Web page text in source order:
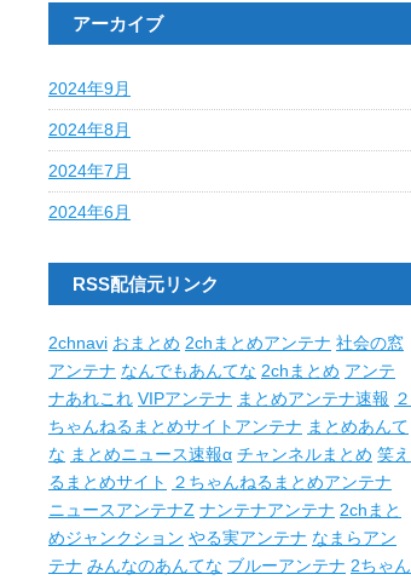
アーカイブ
2024年9月
2024年8月
2024年7月
2024年6月
RSS配信元リンク
2chnavi おまとめ 2chまとめアンテナ 社会の窓
アンテナ なんでもあんてな 2chまとめ アンテ
ナあれこれ VIPアンテナ まとめアンテナ速報 ２
ちゃんねるまとめサイトアンテナ まとめあんて
な まとめニュース速報α チャンネルまとめ 笑え
るまとめサイト
２ちゃんねるまとめアンテナ
ニュースアンテナZ ナンテナアンテナ 2chまと
めジャンクション やる実アンテナ なまらアン
テナ みんなのあんてな ブルーアンテナ 2ちゃん